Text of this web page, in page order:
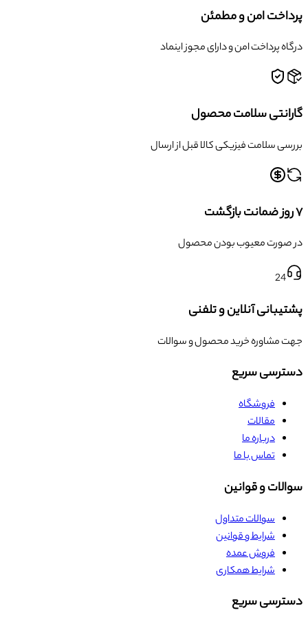
پرداخت امن و مطمئن
درگاه پرداخت امن و دارای مجوز اینماد
گارانتی سلامت محصول
بررسی سلامت فیزیکی کالا قبل از ارسال
۷ روز ضمانت بازگشت
در صورت معیوب بودن محصول
24
پشتیبانی آنلاین و تلفنی
جهت مشاوره خرید محصول و سوالات
دسترسی سریع
فروشگاه
مقالات
درباره ما
تماس با ما
سوالات و قوانین
سوالات متداول
شرایط و قوانین
فروش عمده
شرایط همکاری
دسترسی سریع